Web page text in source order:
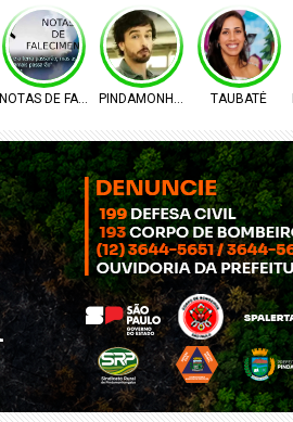
NOTAS DE FALECIMENTOPINDAMONHANGABATAUBATÉ